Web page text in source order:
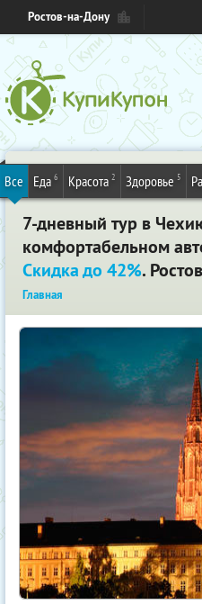
Ростов-на-Дону
Все Еда 6 Красота 2 Здоровье 5
7-дневный тур в
комфортабельном
Скидка до 42%.
Главная